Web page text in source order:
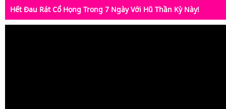
Hết Đau Rát Cổ Họng Trong 7 Ngày Với Hũ Thần Kỳ Này!